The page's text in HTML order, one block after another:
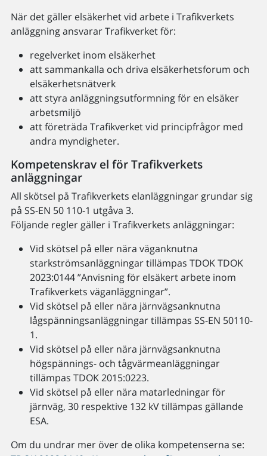
När det gäller elsäkerhet vid arbete i Trafikverkets
anläggning ansvarar Trafikverket för:
regelverket inom elsäkerhet
att sammankalla och driva elsäkerhetsforum och
elsäkerhetsnätverk
att styra anläggningsutformning för en elsäker
arbetsmiljö
att företräda Trafikverket vid principfrågor med
andra myndigheter.
Kompetenskrav el för Trafikverkets
anläggningar
All skötsel på Trafikverkets elanläggningar grundar sig
på SS-EN 50 110-1 utgåva 3.
Följande regler gäller i Trafikverkets anläggningar:
Vid skötsel på eller nära väganknutna
starkströmsanläggningar tillämpas TDOK TDOK
2023:0144 ”Anvisning för elsäkert arbete inom
Trafikverkets väganläggningar”.
Vid skötsel på eller nära järnvägsanknutna
lågspänningsanläggningar tillämpas SS-EN 50110-
1.
Vid skötsel på eller nära järnvägsanknutna
högspännings- och tågvärmeanläggningar
tillämpas TDOK 2015:0223.
Vid skötsel på eller nära matarledningar för
järnväg, 30 respektive 132 kV tillämpas gällande
ESA.
Om du undrar mer över de olika kompetenserna se: